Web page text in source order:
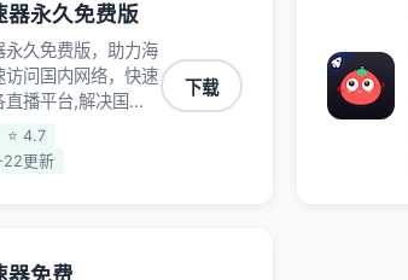
器永久免费版
永久免费版，助力海
访问国内网络，快速
播平台,解决国内
顿问题；更能加速
，超低延迟稳定不
⭐ 4.7
更新
下载
器免费